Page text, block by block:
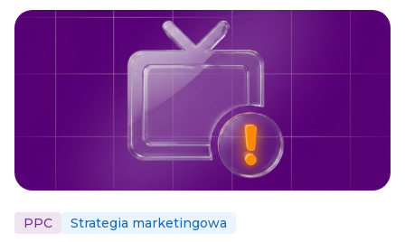
PPC Strategia marketingowa